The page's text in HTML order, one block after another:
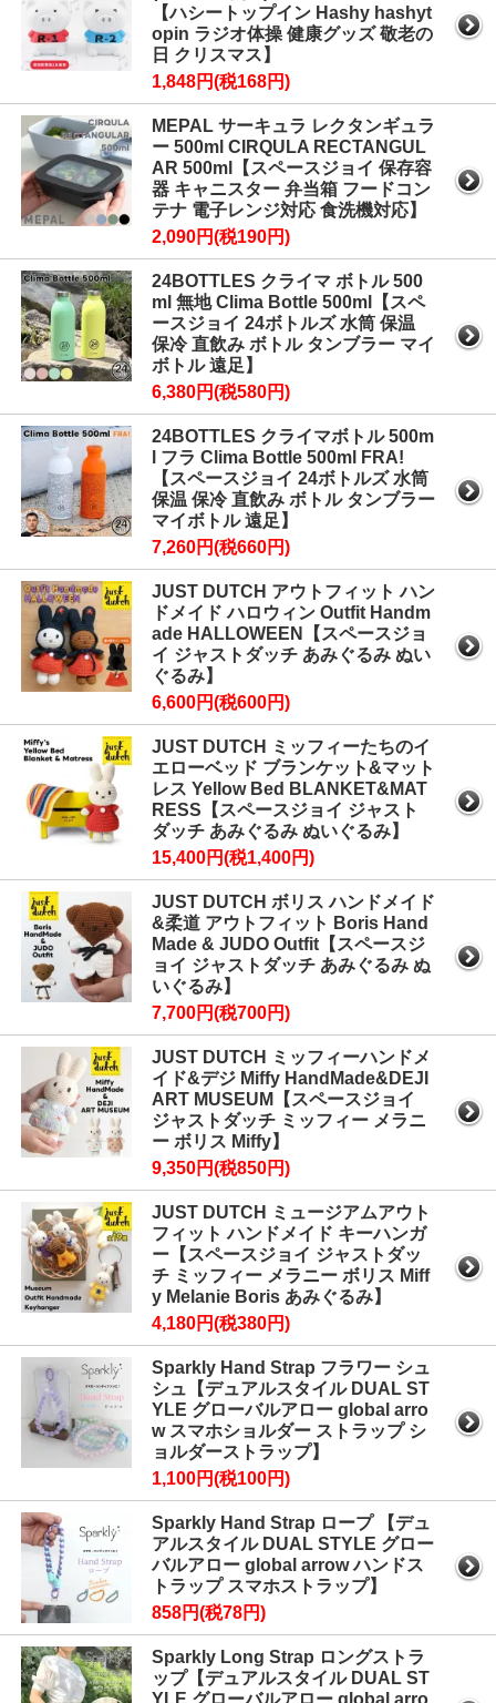
【ハシートップイン Hashy hashyt
opin ラジオ体操 健康グッズ 敬老の
日 クリスマス】
1,848円(税168円)
MEPAL サーキュラ レクタンギュラ
ー 500ml CIRQULA RECTANGUL
AR 500ml【スペースジョイ 保存容
器 キャニスター 弁当箱 フードコン
テナ 電子レンジ対応 食洗機対応】
2,090円(税190円)
24BOTTLES クライマ ボトル 500
ml 無地 Clima Bottle 500ml【スペ
ースジョイ 24ボトルズ 水筒 保温
保冷 直飲み ボトル タンブラー マイ
ボトル 遠足】
6,380円(税580円)
24BOTTLES クライマボトル 500m
l フラ Clima Bottle 500ml FRA!
【スペースジョイ 24ボトルズ 水筒
保温 保冷 直飲み ボトル タンブラー
マイボトル 遠足】
7,260円(税660円)
JUST DUTCH アウトフィット ハン
ドメイド ハロウィン Outfit Handm
ade HALLOWEEN【スペースジョ
イ ジャストダッチ あみぐるみ ぬい
ぐるみ】
6,600円(税600円)
JUST DUTCH ミッフィーたちのイ
エローベッド ブランケット&マット
レス Yellow Bed BLANKET&MAT
RESS【スペースジョイ ジャスト
ダッチ あみぐるみ ぬいぐるみ】
15,400円(税1,400円)
JUST DUTCH ボリス ハンドメイド
&柔道 アウトフィット Boris Hand
Made & JUDO Outfit【スペースジ
ョイ ジャストダッチ あみぐるみ ぬ
いぐるみ】
7,700円(税700円)
JUST DUTCH ミッフィーハンドメ
イド&デジ Miffy HandMade&DEJI
ART MUSEUM【スペースジョイ
ジャストダッチ ミッフィー メラニ
ー ボリス Miffy】
9,350円(税850円)
JUST DUTCH ミュージアムアウト
フィット ハンドメイド キーハンガ
ー【スペースジョイ ジャストダッ
チ ミッフィー メラニー ボリス Miff
y Melanie Boris あみぐるみ】
4,180円(税380円)
Sparkly Hand Strap フラワー シュ
シュ【デュアルスタイル DUAL ST
YLE グローバルアロー global arro
w スマホショルダー ストラップ シ
ョルダーストラップ】
1,100円(税100円)
Sparkly Hand Strap ロープ 【デュ
アルスタイル DUAL STYLE グロー
バルアロー global arrow ハンドス
トラップ スマホストラップ】
858円(税78円)
Sparkly Long Strap ロングストラ
ップ【デュアルスタイル DUAL ST
YLE グローバルアロー global arro